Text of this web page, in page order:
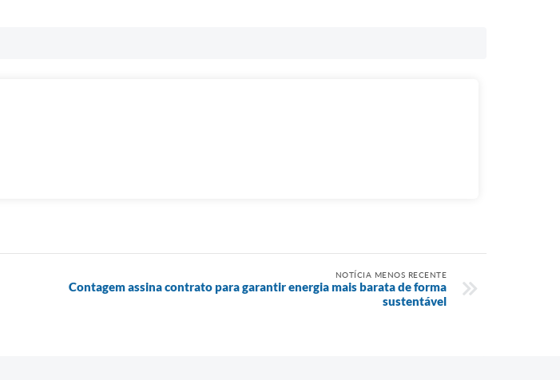
NOTÍCIA MENOS RECENTE
Contagem assina contrato para garantir energia mais barata de forma
sustentável